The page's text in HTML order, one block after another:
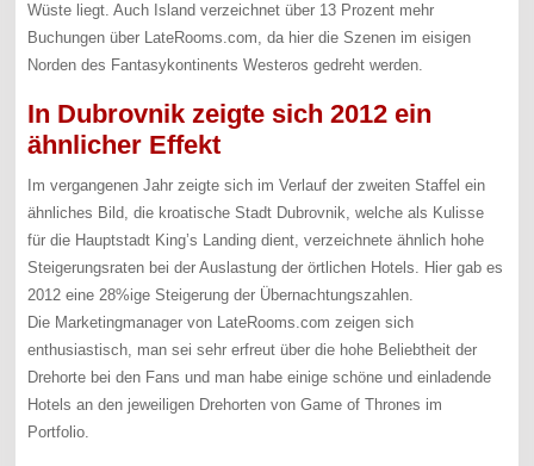
Wüste liegt. Auch Island verzeichnet über 13 Prozent mehr
Buchungen über LateRooms.com, da hier die Szenen im eisigen
Norden des Fantasykontinents Westeros gedreht werden.
In Dubrovnik zeigte sich 2012 ein
ähnlicher Effekt
Im vergangenen Jahr zeigte sich im Verlauf der zweiten Staffel ein
ähnliches Bild, die kroatische Stadt Dubrovnik, welche als Kulisse
für die Hauptstadt King’s Landing dient, verzeichnete ähnlich hohe
Steigerungsraten bei der Auslastung der örtlichen Hotels. Hier gab es
2012 eine 28%ige Steigerung der Übernachtungszahlen.
Die Marketingmanager von LateRooms.com zeigen sich
enthusiastisch, man sei sehr erfreut über die hohe Beliebtheit der
Drehorte bei den Fans und man habe einige schöne und einladende
Hotels an den jeweiligen Drehorten von Game of Thrones im
Portfolio.